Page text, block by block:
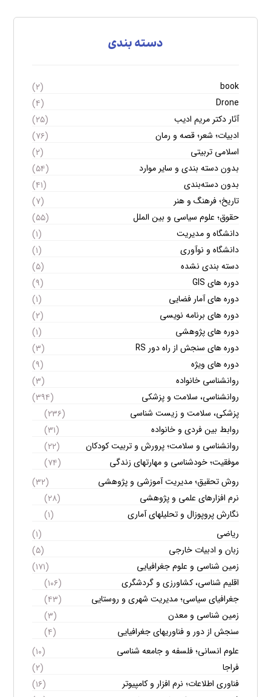
دسته بندی
book
(۲)
Drone
(۴)
آثار دکتر مریم ادیب
(۲۵)
ادبیات؛ شعر؛ قصه و رمان
(۷۶)
اسلامی تربیتی
(۲)
بدون دسته بندی و سایر موارد
(۵۴)
بدون دسته‌بندی
(۴۱)
تاریخ؛ فرهنگ و هنر
(۷)
حقوق؛ علوم سیاسی و بین الملل
(۵۵)
دانشگاه و مدیریت
(۱)
دانشگاه و نوآوری
(۱)
دسته بندی نشده
(۵)
دوره های GIS
(۹)
دوره های آمار فضایی
(۱)
دوره های برنامه نویسی
(۲)
دوره های پژوهشی
(۱)
دوره های سنجش از راه دور RS
(۳)
دوره های ویژه
(۹)
روانشناسی خانواده
(۳)
روانشناسی، سلامت و پزشکی
(۳۹۴)
پزشکی، سلامت و زیست شناسی
(۲۳۶)
روابط بین فردی و خانواده
(۳۱)
روانشناسی و سلامت؛ پرورش و تربیت کودکان
(۲۲)
موفقیت؛ خودشناسی و مهارتهای زندگی
(۷۴)
روش تحقیق؛ مدیریت آموزشی و پژوهشی
(۳۲)
نرم افزارهای علمی و پژوهشی
(۲۸)
نگارش پروپوزال و تحلیلهای آماری
(۱)
ریاضی
(۱)
زبان و ادبیات خارجی
(۵)
زمین شناسی و علوم جغرافیایی
(۱۷۱)
اقلیم شناسی، کشاورزی و گردشگری
(۱۰۶)
جغرافیای سیاسی؛ مدیریت شهری و روستایی
(۴۳)
زمین شناسی و معدن
(۳)
سنجش از دور و فناوریهای جغرافیایی
(۴)
علوم انسانی؛ فلسفه و جامعه شناسی
(۱۰)
فراجا
(۲)
فناوری اطلاعات؛ نرم افزار و کامپیوتر
(۱۶)